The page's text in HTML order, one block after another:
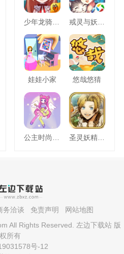
娃娃小家 悠哉悠猜
圣灵妖精中文版
务洽谈 免责声明
网站地图
All Rights Reserved. 左边下载站 版
权所有
号-12